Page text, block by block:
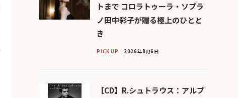
トまで コロラトゥーラ・ソプラ
ノ田中彩子が贈る極上のひとと
き
PICK UP 2026年8月6日
【CD】R.シュトラウス：アルプ